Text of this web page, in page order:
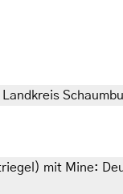
mit Mine: